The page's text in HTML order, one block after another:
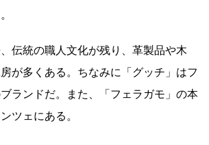
伝統の職人文化が残り、革製品や木
が多くある。ちなみに「グッチ」はフ
ランドだ。また、「フェラガモ」の本
ツェにある。